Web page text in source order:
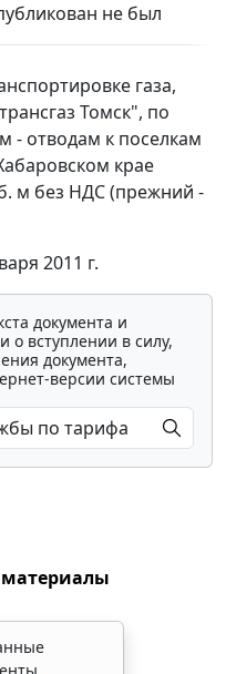
не был
газа,
Томск", по
- отводам к поселкам
крае
м без НДС (прежний -
2011 г.
документа и
вступлении в силу,
документа,
версии системы
материалы